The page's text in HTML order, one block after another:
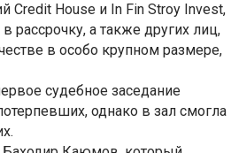
Credit House и In Fin Stroy Invest,
рассрочку, а также других лиц,
в особо крупном размере,
судебное заседание
однако в зал смогла